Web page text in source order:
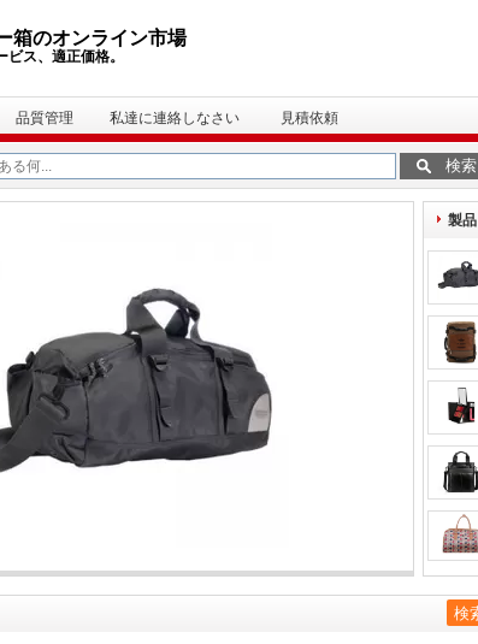
箱のオンライン市場
ビス、適正価格。
品質管理 私達に連絡しなさい 見積依頼
検索
製品